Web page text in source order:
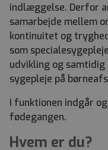
indlæggelse. Derfor
samarbejde mellem
kontinuitet og
som
udvikling og
sygepleje på
I funktionen indgår
fødegangen.
Hvem er du?